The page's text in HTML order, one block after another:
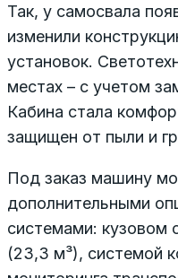
Так, у самосвала
изменили
установок.
местах – с учетом
Кабина стала
защищен от пыли и
Под заказ машину
дополнительными
системами:
(23,3 м³), системой